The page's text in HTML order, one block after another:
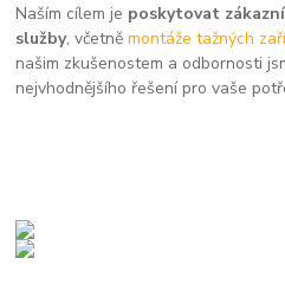
Naším cílem je poskytovat
služby, včetněmontáže tažných
našim zkušenostem a odbornosti
nejvhodnějšího řešení pro vaše